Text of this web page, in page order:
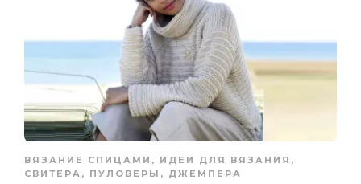
ВЯЗАНИЕ СПИЦАМИ , ИДЕИ ДЛЯ ВЯЗАНИЯ ,
СВИТЕРА, ПУЛОВЕРЫ, ДЖЕМПЕРА